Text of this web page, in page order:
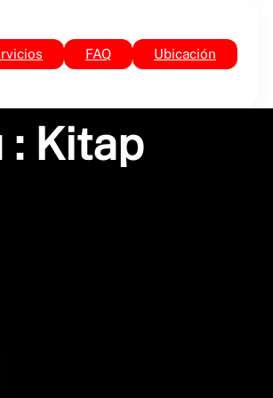
FAQ Ubicación
: Kitap